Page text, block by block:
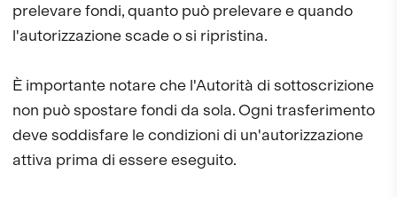
prelevare fondi, quanto può prelevare e quando
l'autorizzazione scade o si ripristina.
È importante notare che l'Autorità di sottoscrizione
non può spostare fondi da sola. Ogni trasferimento
deve soddisfare le condizioni di un'autorizzazione
attiva prima di essere eseguito.